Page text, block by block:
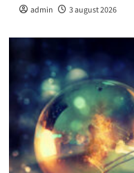
admin 3 august 2026